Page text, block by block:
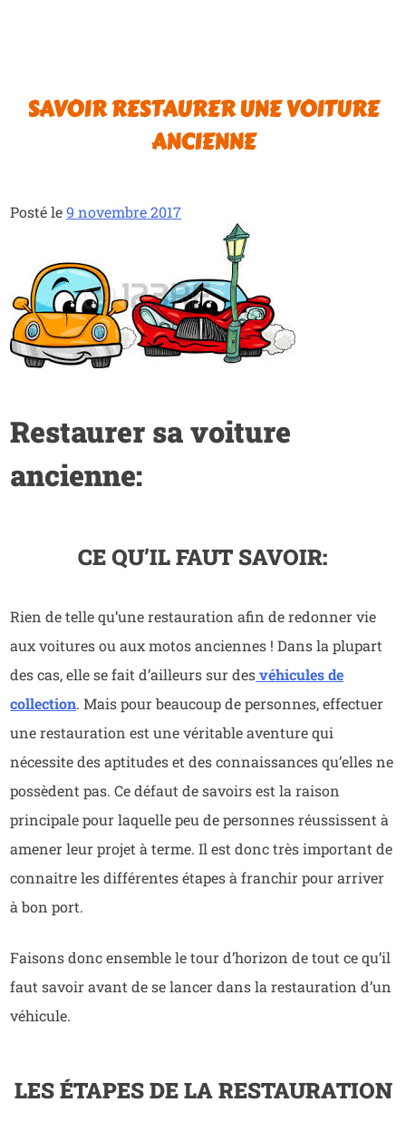
SAVOIR RESTAURER UNE VOITURE
ANCIENNE
Posté le9 novembre 2017
Restaurer sa voiture
ancienne:
CE QU’IL FAUT SAVOIR:
Rien de telle qu’une restauration afin de redonner vie
aux voitures ou aux motos anciennes ! Dans la plupart
des cas, elle se fait d’ailleurs sur desvéhicules de
collection. Mais pour beaucoup de personnes, effectuer
une restauration est une véritable aventure qui
nécessite des aptitudes et des connaissances qu’elles ne
possèdent pas. Ce défaut de savoirs est la raison
principale pour laquelle peu de personnes réussissent à
amener leur projet à terme. Il est donc très important de
connaitre les différentes étapes à franchir pour arriver
à bon port.
Faisons donc ensemble le tour d’horizon de tout ce qu’il
faut savoir avant de se lancer dans la restauration d’un
véhicule.
LES ÉTAPES DE LA RESTAURATION